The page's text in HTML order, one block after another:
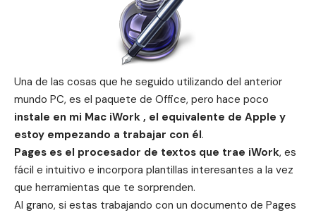
Una de las cosas que he seguido utilizando del anterior
mundo PC, es el paquete de Office, pero hace poco
instale en mi Mac iWork , el equivalente de Apple y
estoy empezando a trabajar con él.
Pages es el procesador de textos que trae iWork, es
fácil e intuitivo e incorpora plantillas interesantes a la vez
que herramientas que te sorprenden.
Al grano, si estas trabajando con un documento de Pages